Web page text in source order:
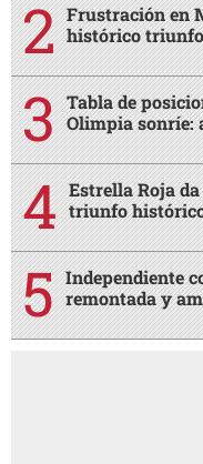
Frustración en
histórico
Tabla de
Olimpia sonríe:
Estrella Roja
triunfo
Independiente
remontada y